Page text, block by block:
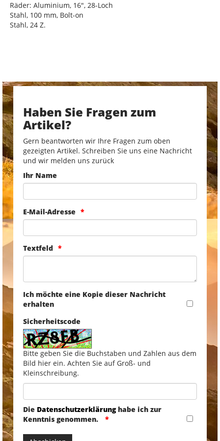
Räder: Aluminium, 16", 28-Loch
Stahl, 100 mm, Bolt-on
Stahl, 24 Z.
Haben Sie Fragen zum
Artikel?
Gern beantworten wir Ihre Fragen zum oben
gezeigten Artikel. Schreiben Sie uns eine Nachricht
und wir melden uns zurück
Ihr Name
E-Mail-Adresse
Textfeld
Ich möchte eine Kopie dieser Nachricht
erhalten
Sicherheitscode
Bitte geben Sie die Buchstaben und Zahlen aus dem
Bild hier ein. Achten Sie auf Groß- und
Kleinschreibung.
Die Datenschutzerklärunghabe ich zur
Kenntnis genommen.